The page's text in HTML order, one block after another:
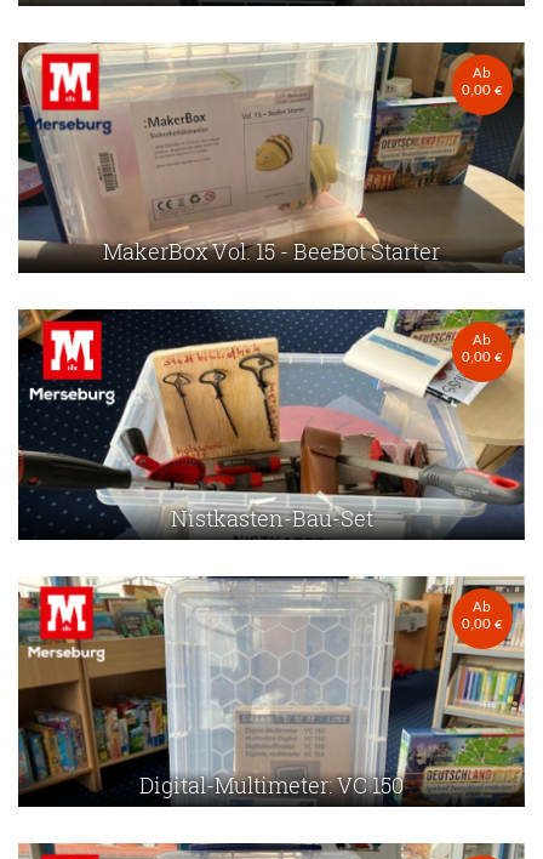
MakerBox Vol. 15 - BeeBot Starter
Ab
0,00 €
Nistkasten-Bau-Set
Ab
0,00 €
Digital-Multimeter: VC 150
Ab
0,00 €